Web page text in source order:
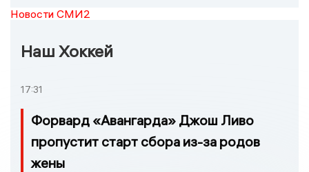
Новости СМИ2
Наш Хоккей
17:31
Форвард «Авангарда» Джош Ливо
пропустит старт сбора из-за родов
жены